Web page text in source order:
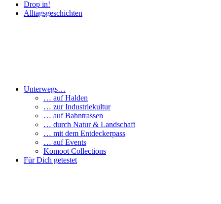
Drop in!
Alltagsgeschichten
Unterwegs…
… auf Halden
… zur Industriekultur
… auf Bahntrassen
… durch Natur & Landschaft
… mit dem Entdeckerpass
… auf Events
Komoot Collections
Für Dich getestet